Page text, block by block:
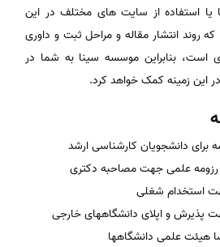
یا استفاده از سایت های مختلف در این
که روند انتشار مقاله و مراحل ثبت و داوری
است، بنابراین موسسه سینا به شما در
این زمینه کمک خواهد کرد.
برای دانشجویان کارشناسی ارشد
علمی جهت مصاحبه دکتری
استخدام شغلی
پذیرش و اپلای دانشگاههای خارجی
هیئت علمی دانشگاهها